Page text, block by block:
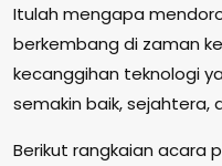
Itulah mengapa
berkembang di zaman
kecanggihan teknologi
semakin baik, sejahtera,
Berikut rangkaian acara